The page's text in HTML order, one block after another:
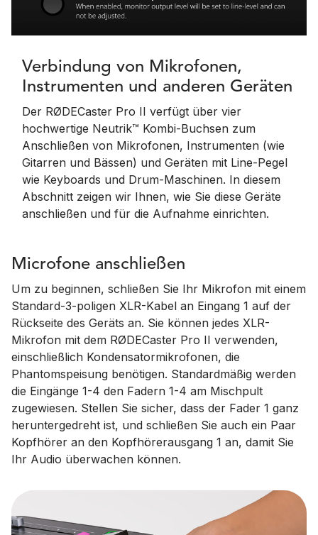
Verbindung von Mikrofonen,
Instrumenten und anderen Geräten
Der RØDECaster Pro II verfügt über vier
hochwertige Neutrik™ Kombi-Buchsen zum
Anschließen von Mikrofonen, Instrumenten (wie
Gitarren und Bässen) und Geräten mit Line-Pegel
wie Keyboards und Drum-Maschinen. In diesem
Abschnitt zeigen wir Ihnen, wie Sie diese Geräte
anschließen und für die Aufnahme einrichten.
Microfone anschließen
Um zu beginnen, schließen Sie Ihr Mikrofon mit einem
Standard-3-poligen XLR-Kabel an Eingang 1 auf der
Rückseite des Geräts an. Sie können jedes XLR-
Mikrofon mit dem RØDECaster Pro II verwenden,
einschließlich Kondensatormikrofonen, die
Phantomspeisung benötigen. Standardmäßig werden
die Eingänge 1-4 den Fadern 1-4 am Mischpult
zugewiesen. Stellen Sie sicher, dass der Fader 1 ganz
heruntergedreht ist, und schließen Sie auch ein Paar
Kopfhörer an den Kopfhörerausgang 1 an, damit Sie
Ihr Audio überwachen können.